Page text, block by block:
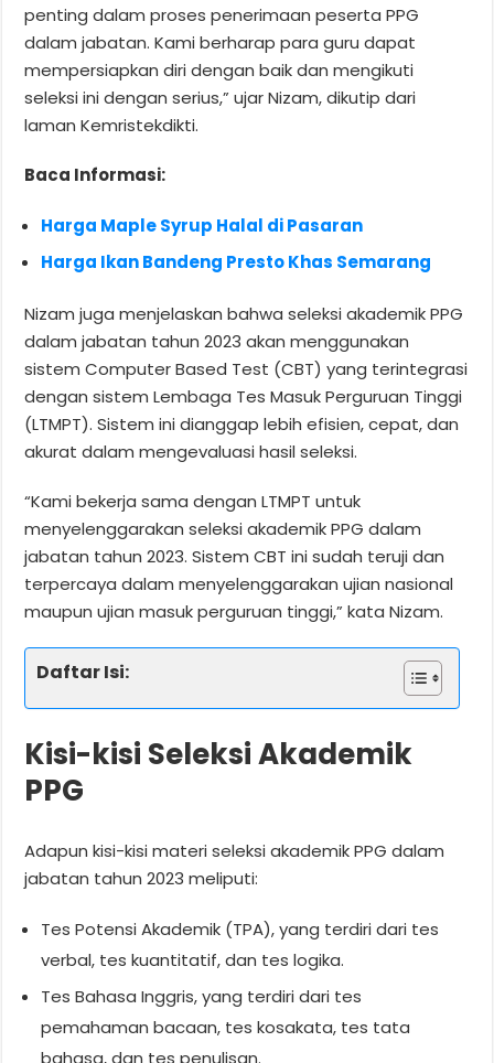
penting dalam proses penerimaan peserta PPG
dalam jabatan. Kami berharap para guru dapat
mempersiapkan diri dengan baik dan mengikuti
seleksi ini dengan serius,” ujar Nizam, dikutip dari
laman Kemristekdikti.
Baca Informasi:
Harga Maple Syrup Halal di Pasaran
Harga Ikan Bandeng Presto Khas Semarang
Nizam juga menjelaskan bahwa seleksi akademik PPG
dalam jabatan tahun 2023 akan menggunakan
sistem Computer Based Test (CBT) yang terintegrasi
dengan sistem Lembaga Tes Masuk Perguruan Tinggi
(LTMPT). Sistem ini dianggap lebih efisien, cepat, dan
akurat dalam mengevaluasi hasil seleksi.
“Kami bekerja sama dengan LTMPT untuk
menyelenggarakan seleksi akademik PPG dalam
jabatan tahun 2023. Sistem CBT ini sudah teruji dan
terpercaya dalam menyelenggarakan ujian nasional
maupun ujian masuk perguruan tinggi,” kata Nizam.
Daftar Isi:
Kisi-kisi Seleksi Akademik
PPG
Adapun kisi-kisi materi seleksi akademik PPG dalam
jabatan tahun 2023 meliputi:
Tes Potensi Akademik (TPA), yang terdiri dari tes
verbal, tes kuantitatif, dan tes logika.
Tes Bahasa Inggris, yang terdiri dari tes
pemahaman bacaan, tes kosakata, tes tata
bahasa, dan tes penulisan.